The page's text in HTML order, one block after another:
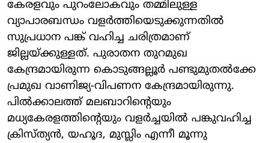
കേരളവും പുറംലോകവും തമ്മിലുള്ള
വ്യാപാരബന്ധം വളർത്തിയെടുക്കുന്നതിൽ
സുപ്രധാന പങ്ക് വഹിച്ച ചരിത്രമാണ്
ജില്ലയ്ക്കുള്ളത്. പുരാതന തുറമുഖ
കേന്ദ്രമായിരുന്ന കൊടുങ്ങല്ലൂർ പണ്ടുമുതൽക്കേ
പ്രമുഖ വാണിജ്യ-വിപണന കേന്ദ്രമായിരുന്നു.
പിൽക്കാലത്ത് മലബാറിന്റെയും
മധ്യകേരളത്തിന്റെയും വളർച്ചയിൽ പങ്കുവഹിച്ച
ക്രിസ്ത്യൻ, യഹൂദ, മുസ്ലിം എന്നീ മൂന്നു